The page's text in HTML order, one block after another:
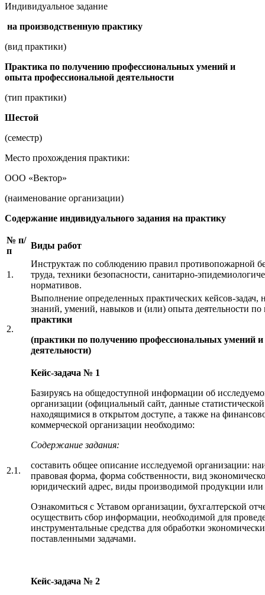
Индивидуальное задание
на производственную практику
(вид практики)
Практика по получению профессиональных умений и
опыта профессиональной деятельности
(тип практики)
Шестой
(семестр)
Место прохождения практики:
ООО «Вектор»
(наименование организации)
Содержание индивидуального задания на практику
№ п/
п
Виды работ
1.
Инструктаж по соблюдению правил противопожарной
труда, техники безопасности, санитарно-
нормативов.
2.
Выполнение определенных практических кейсов-задач,
знаний, умений, навыков и (или) опыта деятельности
практики
(практики по получению профессиональных умений
деятельности)
2.1.
Кейс-задача № 1
Базируясь на общедоступной информации об
организации (официальный сайт, данные
находящимися в открытом доступе, а также на
коммерческой организации необходимо:
Содержание задания:
составить общее описание исследуемой организации:
правовая форма, форма собственности, вид
юридический адрес, виды производимой продукции или
Ознакомиться с Уставом организации, бухгалтерской
осуществить сбор информации, необходимой для
инструментальные средства для обработки
поставленными задачами.
Кейс-задача № 2